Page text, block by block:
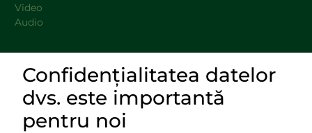
Video
Audio
DOCUMENTE
LINKURI UTILE
Confidențialitatea datelor
dvs. este importantă
pentru noi